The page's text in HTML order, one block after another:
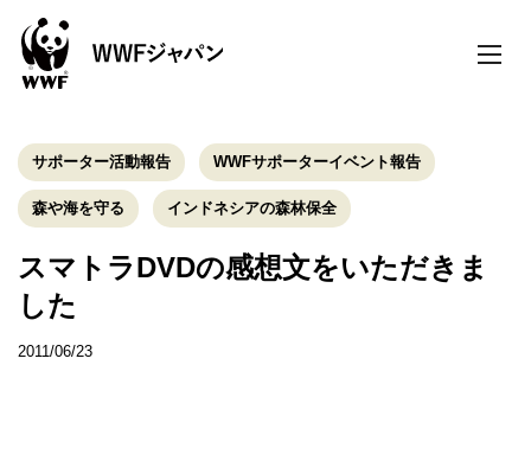
toggle
サポーター活動報告 WWFサポーターイベント報告
森や海を守る インドネシアの森林保全
スマトラDVDの感想文をいただきま
した
2011/06/23